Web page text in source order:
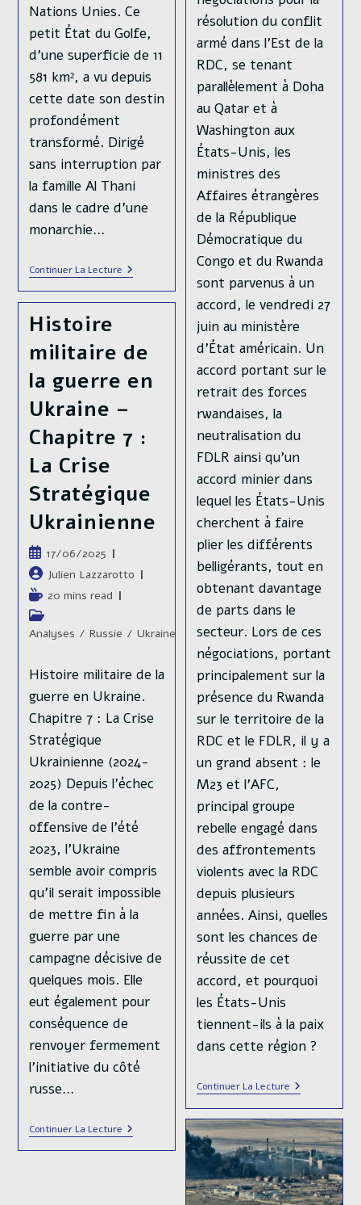
Nations Unies. Ce
petit État du Golfe,
d’une superficie de 11
581 km², a vu depuis
cette date son destin
profondément
transformé. Dirigé
sans interruption par
la famille Al Thani
dans le cadre d’une
monarchie…
Continuer La LectureLe
Qatar,
Fondements
D’un
Pays,
Aux
Ambitions
résolution du conflit
armé dans l’Est de la
RDC, se tenant
parallèlement à Doha
au Qatar et à
Washington aux
États-Unis, les
ministres des
Affaires étrangères
de la République
Démocratique du
Congo et du Rwanda
sont parvenus à un
accord, le vendredi 27
juin au ministère
d’État américain. Un
accord portant sur le
retrait des forces
rwandaises, la
neutralisation du
FDLR ainsi qu’un
accord minier dans
lequel les États-Unis
cherchent à faire
plier les différents
belligérants, tout en
obtenant davantage
de parts dans le
secteur. Lors de ces
négociations, portant
principalement sur la
présence du Rwanda
sur le territoire de la
RDC et le FDLR, il y a
un grand absent : le
M23 et l’AFC,
principal groupe
rebelle engagé dans
des affrontements
violents avec la RDC
depuis plusieurs
années. Ainsi, quelles
sont les chances de
réussite de cet
accord, et pourquoi
les États-Unis
tiennent-ils à la paix
dans cette région ?
Continuer La LectureAccord
De
Paix
Entre
La
RDC
Et
Le
Rwanda
Histoire
militaire de
la guerre en
Ukraine –
Chapitre 7 :
La Crise
Stratégique
Ukrainienne
Publication
publiée :
17/06/2025
Auteur/autrice
de
la
publication :
Julien Lazzarotto
Temps
de
lecture :
20 mins read
Post
category:
Analyses / Russie / Ukraine
Histoire militaire de la
guerre en Ukraine.
Chapitre 7 : La Crise
Stratégique
Ukrainienne (2024-
2025) Depuis l’échec
de la contre-
offensive de l’été
2023, l’Ukraine
semble avoir compris
qu’il serait impossible
de mettre fin à la
guerre par une
campagne décisive de
quelques mois. Elle
eut également pour
conséquence de
renvoyer fermement
l’initiative du côté
russe…
Continuer La LectureHistoire
Militaire
De
Orient / Syrie
Le président de
transition syrien,
Ahmed al-Chaara, est
invité à l’Élysée ce
mercredi. Pourquoi la
France invite-t-elle
un ancien membre
d’Al-Qaida à Paris ?
Pourquoi est-ce une
décision stratégique
? D’abord, il faut
rappeler que les
relations
internationales
doivent être
analysées
froidement. Elles
sont souvent guidées
par des intérêts
nationaux et une
logique de
pragmatisme.…
Continuer La LectureAhmed
Chaara,
Un
Ancien
Djihadhste
L’Elysée.
Un
Choix
Stratégique
La
France
Vers une
victoire
russe 🇷🇺
sur l’Oskil en
2025 ?
Publication
publiée :
04/05/2025
Auteur/autrice
de
publication :
Clément Molin
Temps
de
lecture :
3 mins read
Post
category:
Fil
Twitter / Russie / Ukraine
Dans l'est de
l'Ukraine 🇺🇦, après
2 ans et demi de
présence ukrainienne
à l'est de l'Oskil,
l'armée russe tente
d'isoler le dispositif
d'un objectif
stratégique pour
The war
🇺🇦/🇷🇺 of
2025 has
nothing to
do anymore
with the war
of 2022
Publication
publiée :
02/05/2025
Auteur/autrice
de
la
publication :
Clément Molin
de
lecture :
4 mins read
Post
category:
Twitter / Russie /
The tactics used in
2022 and 2023 are
now completely
Ukrainian front and
new lessons have
been learnt. 2022
have been the year
of large mechanized